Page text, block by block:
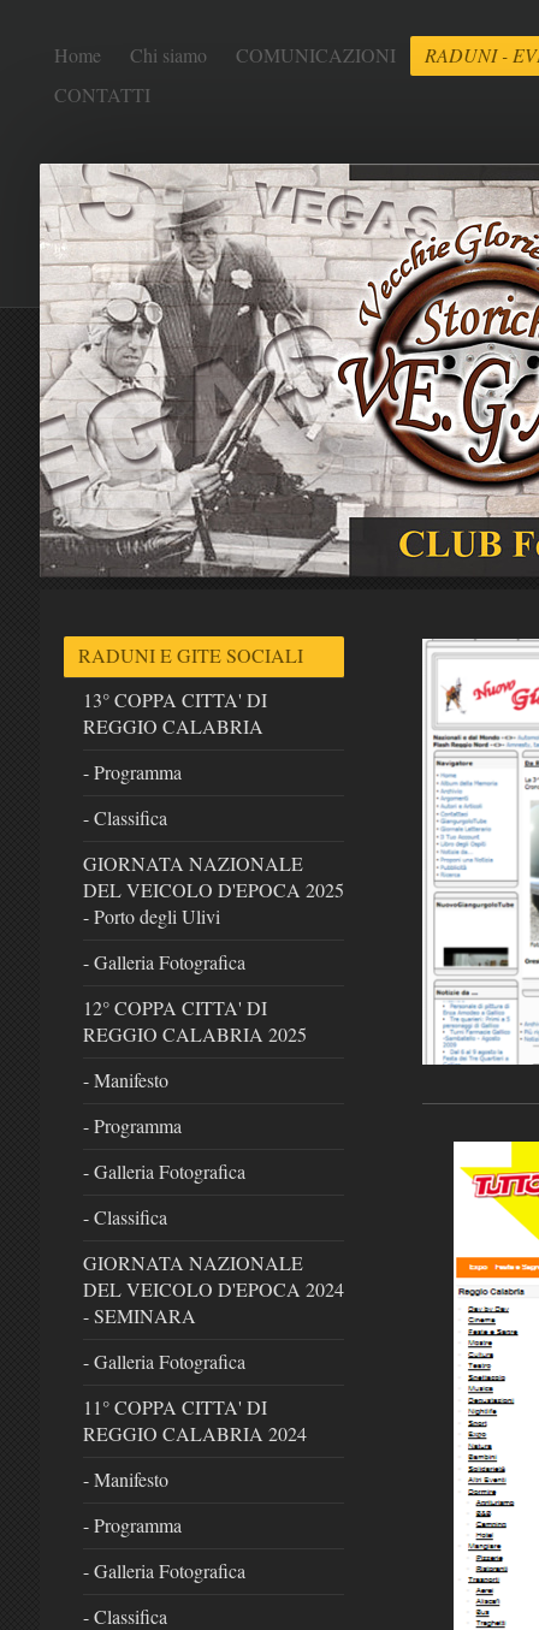
Home Chi siamo COMUNICAZIONI
RADUNI -
CONTATTI
RADUNI E GITE SOCIALI
13° COPPA CITTA' DI
REGGIO CALABRIA
- Programma
- Classifica
GIORNATA NAZIONALE
DEL VEICOLO D'EPOCA 2025
- Porto degli Ulivi
- Galleria Fotografica
12° COPPA CITTA' DI
REGGIO CALABRIA 2025
- Manifesto
- Programma
- Galleria Fotografica
- Classifica
GIORNATA NAZIONALE
DEL VEICOLO D'EPOCA 2024
- SEMINARA
- Galleria Fotografica
11° COPPA CITTA' DI
REGGIO CALABRIA 2024
- Manifesto
- Programma
- Galleria Fotografica
- Classifica